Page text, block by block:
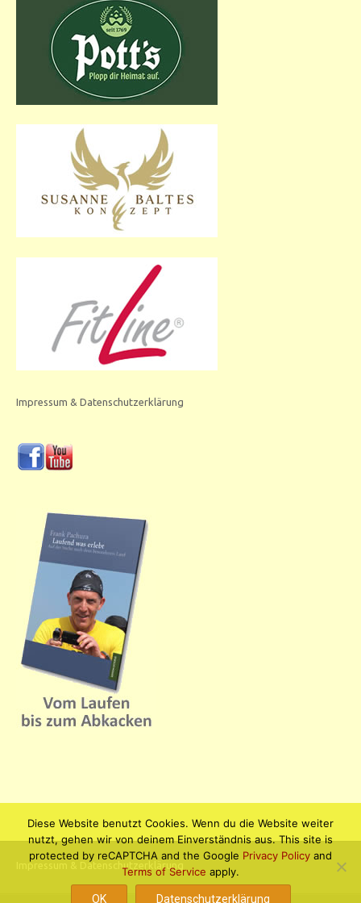
Impressum & Datenschutzerklärung
Impressum & Datenschutzerklärung
Diese Website benutzt Cookies. Wenn du die Website weiter
nutzt, gehen wir von deinem Einverständnis aus. This site is
protected by reCAPTCHA and the Google Privacy Policy and
Terms of Service apply.
OK Datenschutzerklärung